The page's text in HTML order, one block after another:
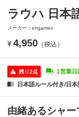
ラウハ 日本
メーカー：engames
¥ 4,950 （税込）
残り2点
1営業日
日本語ルール付き/日本
由緒あるシャ